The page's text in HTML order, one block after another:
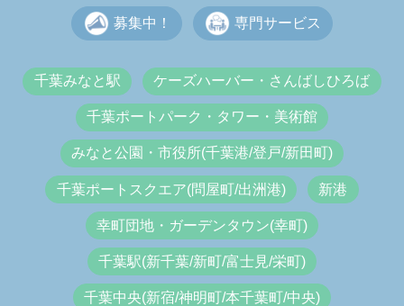
募集中！ 専門サービス
千葉みなと駅 ケーズハーバー・さんばしひろば
千葉ポートパーク・タワー・美術館
みなと公園・市役所(千葉港/登戸/新田町)
千葉ポートスクエア(問屋町/出洲港) 新港
幸町団地・ガーデンタウン(幸町)
千葉駅(新千葉/新町/富士見/栄町)
千葉中央(新宿/神明町/本千葉町/中央)